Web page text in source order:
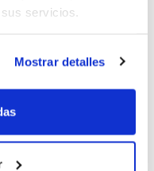
servicios.
Mostrar detalles
a Nivel 1